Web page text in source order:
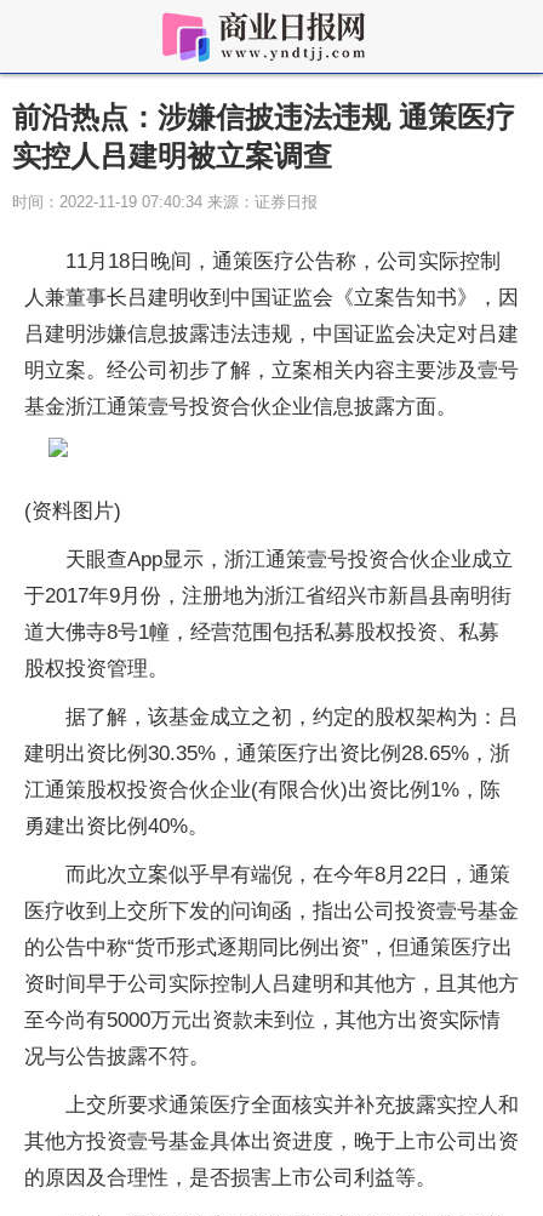
前沿热点：涉嫌信披违法违规 通策医疗
实控人吕建明被立案调查
时间：2022-11-19 07:40:34 来源：证券日报
11月18日晚间，通策医疗公告称，公司实际控制
人兼董事长吕建明收到中国证监会《立案告知书》，因
吕建明涉嫌信息披露违法违规，中国证监会决定对吕建
明立案。经公司初步了解，立案相关内容主要涉及壹号
基金浙江通策壹号投资合伙企业信息披露方面。
(资料图片)
天眼查App显示，浙江通策壹号投资合伙企业成立
于2017年9月份，注册地为浙江省绍兴市新昌县南明街
道大佛寺8号1幢，经营范围包括私募股权投资、私募
股权投资管理。
据了解，该基金成立之初，约定的股权架构为：吕
建明出资比例30.35%，通策医疗出资比例28.65%，浙
江通策股权投资合伙企业(有限合伙)出资比例1%，陈
勇建出资比例40%。
而此次立案似乎早有端倪，在今年8月22日，通策
医疗收到上交所下发的问询函，指出公司投资壹号基金
的公告中称“货币形式逐期同比例出资”，但通策医疗出
资时间早于公司实际控制人吕建明和其他方，且其他方
至今尚有5000万元出资款未到位，其他方出资实际情
况与公告披露不符。
上交所要求通策医疗全面核实并补充披露实控人和
其他方投资壹号基金具体出资进度，晚于上市公司出资
的原因及合理性，是否损害上市公司利益等。